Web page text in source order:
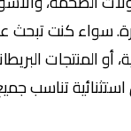
كنت تبحث عن
البريطانية
تناسب جميع